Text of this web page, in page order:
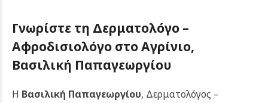
Γνωρίστε τη Δερματολόγο –
Αφροδισιολόγο στο Αγρίνιο,
Βασιλική Παπαγεωργίου
Η Βασιλική Παπαγεωργίου, Δερματολόγος –